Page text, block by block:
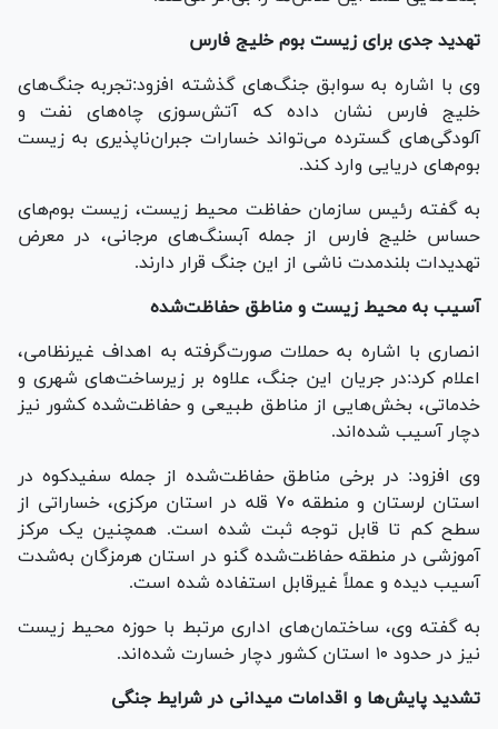
تهدید جدی برای زیست بوم خلیج فارس
وی با اشاره به سوابق جنگ‌های گذشته افزود:تجربه جنگ‌های
خلیج فارس نشان داده که آتش‌سوزی چاه‌های نفت و
آلودگی‌های گسترده می‌تواند خسارات جبران‌ناپذیری به زیست
بوم‌های دریایی وارد کند.
به گفته رئیس سازمان حفاظت محیط زیست، زیست بوم‌های
حساس خلیج فارس از جمله آبسنگ‌های مرجانی، در معرض
تهدیدات بلندمدت ناشی از این جنگ قرار دارند.
آسیب به محیط زیست و مناطق حفاظت‌شده
انصاری با اشاره به حملات صورت‌گرفته به اهداف غیرنظامی،
اعلام کرد:در جریان این جنگ، علاوه بر زیرساخت‌های شهری و
خدماتی، بخش‌هایی از مناطق طبیعی و حفاظت‌شده کشور نیز
دچار آسیب شده‌اند.
وی افزود: در برخی مناطق حفاظت‌شده از جمله سفیدکوه در
استان لرستان و منطقه ۷۰ قله در استان مرکزی، خساراتی از
سطح کم تا قابل توجه ثبت شده است. همچنین یک مرکز
آموزشی در منطقه حفاظت‌شده گنو در استان هرمزگان به‌شدت
آسیب دیده و عملاً غیرقابل استفاده شده است.
به گفته وی، ساختمان‌های اداری مرتبط با حوزه محیط زیست
نیز در حدود ۱۰ استان کشور دچار خسارت شده‌اند.
تشدید پایش‌ها و اقدامات میدانی در شرایط جنگی